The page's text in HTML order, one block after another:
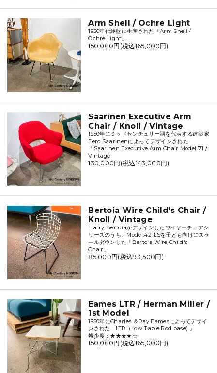
Arm Shell / Ochre Light
1950年代終盤に生産された「Arm Shell /
Ochre Light」
150,000円(税込165,000円)
Saarinen Executive Arm
Chair / Knoll / Vintage
1950年にミッドセンチュリー期を代表する建築家
Eero Saarinenによってデザインされた
「Saarinen Executive Arm Chair Model 71 /
Vintage」
130,000円(税込143,000円)
Bertoia Wire Child's Chair /
Knoll / Vintage
Harry Bertoiaがデザインしたワイヤーチェアシ
リーズのうち、Model.421LSを子ども向けにスケ
ールダウンした「Bertoia Wire Child's
Chair」
85,000円(税込93,500円)
Eames LTR / Herman Miller /
1st Model
1950年にCharles ＆Ray Eamesによってデザイ
ンされた「LTR（Low Table Rod base) 」
希少度：★★★★☆
150,000円(税込165,000円)